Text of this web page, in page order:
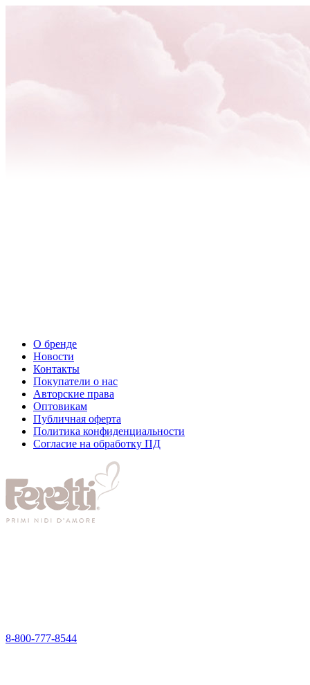
О бренде
Новости
Контакты
Покупатели о нас
Авторские права
Оптовикам
Публичная оферта
Политика конфиденциальности
Согласие на обработку ПД
8-800-777-8544